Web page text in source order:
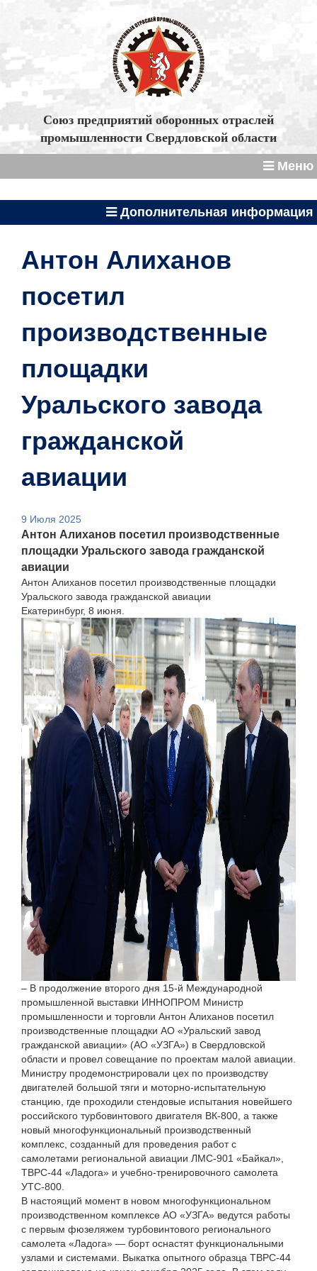
Союз предприятий оборонных отраслей
промышленности Свердловской области
Меню
Дополнительная информация
Антон Алиханов
посетил
производственные
площадки
Уральского завода
гражданской
авиации
9 Июля 2025
Антон Алиханов посетил производственные
площадки Уральского завода гражданской
авиации
Антон Алиханов посетил производственные площадки
Уральского завода гражданской авиации
Екатеринбург, 8 июня.
– В продолжение второго дня 15-й Международной
промышленной выставки ИННОПРОМ Министр
промышленности и торговли Антон Алиханов посетил
производственные площадки АО «Уральский завод
гражданской авиации» (АО «УЗГА») в Свердловской
области и провел совещание по проектам малой авиации.
Министру продемонстрировали цех по производству
двигателей большой тяги и моторно-испытательную
станцию, где проходили стендовые испытания новейшего
российского турбовинтового двигателя ВК-800, а также
новый многофункциональный производственный
комплекс, созданный для проведения работ с
самолетами региональной авиации ЛМС-901 «Байкал»,
ТВРС-44 «Ладога» и учебно-тренировочного самолета
УТС-800.
В настоящий момент в новом многофункциональном
производственном комплексе АО «УЗГА» ведутся работы
с первым фюзеляжем турбовинтового регионального
самолета «Ладога» — борт оснастят функциональными
узлами и системами. Выкатка опытного образца ТВРС-44